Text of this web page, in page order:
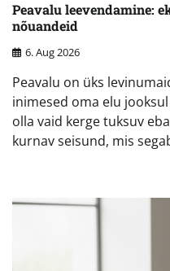
Peavalu leevendamine:
nõuandeid
6. Aug 2026
Peavalu on üks
inimesed oma elu
olla vaid kerge tuksuv
kurnav seisund, mis